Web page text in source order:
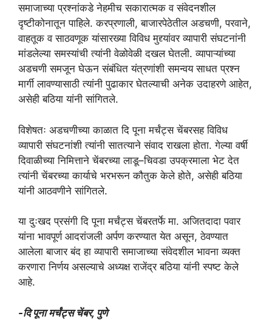
समाजाच्या प्रश्नांकडे नेहमीच सकारात्मक व संवेदनशील
दृष्टीकोनातून पाहिले. करप्रणाली, बाजारपेठेतील अडचणी, परवाने,
वाहतूक व साठवणूक यांसारख्या विविध मुद्द्यांवर व्यापारी संघटनांनी
मांडलेल्या समस्यांची त्यांनी वेळोवेळी दखल घेतली. व्यापाऱ्यांच्या
अडचणी समजून घेऊन संबंधित यंत्रणांशी समन्वय साधत प्रश्न
मार्गी लावण्यासाठी त्यांनी पुढाकार घेतल्याची अनेक उदाहरणे आहेत,
असेही बठिया यांनी सांगितले.
विशेषतः अडचणीच्या काळात दि पूना मर्चंट्स चेंबरसह विविध
व्यापारी संघटनांशी त्यांनी सातत्याने संवाद राखला होता. गेल्या वर्षी
दिवाळीच्या निमित्ताने चेंबरच्या लाडू–चिवडा उपक्रमाला भेट देत
त्यांनी चेंबरच्या कार्याचे भरभरून कौतुक केले होते, असेही बठिया
यांनी आठवणीने सांगितले.
या दुःखद प्रसंगी दि पूना मर्चंट्स चेंबरतर्फे मा. अजितदादा पवार
यांना भावपूर्ण आदरांजली अर्पण करण्यात येत असून, ठेवण्यात
आलेला बाजार बंद हा व्यापारी समाजाच्या संवेदशील भावना व्यक्त
करणारा निर्णय असल्याचे अध्यक्ष राजेंद्र बठिया यांनी स्पष्ट केले
आहे.
-दि पूना मर्चंट्स चेंबर, पुणे